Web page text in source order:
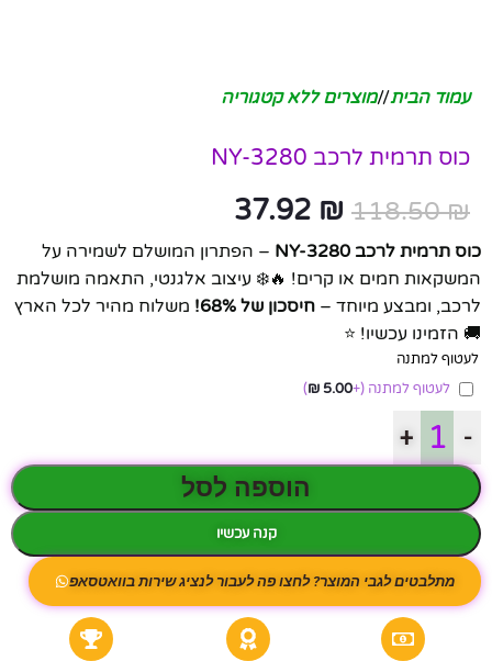
עמוד הבית/ מוצרים ללא קטגוריה
כוס תרמית לרכב NY-3280
118.50₪
37.92 ₪
כוס תרמית לרכב NY-3280
– הפתרון המושלם לשמירה על
המשקאות חמים או קרים! 🔥❄️ עיצוב אלגנטי, התאמה מושלמת
לרכב, ומבצע מיוחד – חיסכון של 68%!
משלוח מהיר לכל הארץ
🚚 הזמינו עכשיו! ⭐
לעטוף למתנה
לעטוף למתנה (+
5.00
₪
)
-
+
הוספה לסל
קנה עכשיו
מתלבטים לגבי המוצר? לחצו פה לעבור לנציג שירות בוואטסאפ